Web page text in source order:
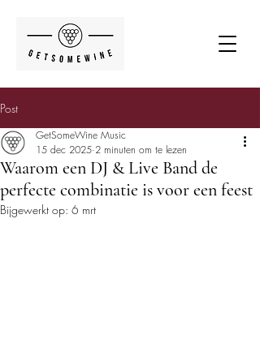
Post
Waarom een DJ & Live Band de
perfecte combinatie is voor een feest
GetSomeWine Music
15 dec 2025 2 minuten om te lezen
Bijgewerkt op: 6 mrt